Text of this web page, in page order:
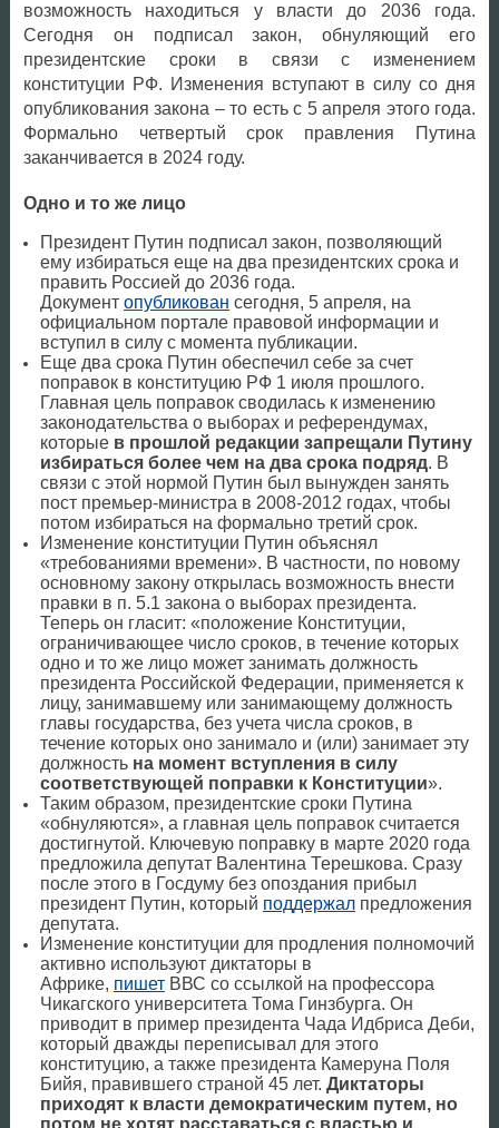
возможность находиться у власти до 2036 года.
Сегодня он подписал закон, обнуляющий его
президентские сроки в связи с изменением
конституции РФ. Изменения вступают в силу со дня
опубликования закона – то есть с 5 апреля этого года.
Формально четвертый срок правления Путина
заканчивается в 2024 году.
Одно и то же лицо
Президент Путин подписал закон, позволяющий
ему избираться еще на два президентских срока и
править Россией до 2036 года.
Документ опубликован сегодня, 5 апреля, на
официальном портале правовой информации и
вступил в силу с момента публикации.
Еще два срока Путин обеспечил себе за счет
поправок в конституцию РФ 1 июля прошлого.
Главная цель поправок сводилась к изменению
законодательства о выборах и референдумах,
которые в прошлой редакции запрещали Путину
избираться более чем на два срока подряд. В
связи с этой нормой Путин был вынужден занять
пост премьер-министра в 2008-2012 годах, чтобы
потом избираться на формально третий срок.
Изменение конституции Путин объяснял
«требованиями времени». В частности, по новому
основному закону открылась возможность внести
правки в п. 5.1 закона о выборах президента.
Теперь он гласит: «положение Конституции,
ограничивающее число сроков, в течение которых
одно и то же лицо может занимать должность
президента Российской Федерации, применяется к
лицу, занимавшему или занимающему должность
главы государства, без учета числа сроков, в
течение которых оно занимало и (или) занимает эту
должность на момент вступления в силу
соответствующей поправки к Конституции».
Таким образом, президентские сроки Путина
«обнуляются», а главная цель поправок считается
достигнутой. Ключевую поправку в марте 2020 года
предложила депутат Валентина Терешкова. Сразу
после этого в Госдуму без опоздания прибыл
президент Путин, который поддержалпредложения
депутата.
Изменение конституции для продления полномочий
активно используют диктаторы в
Африке, пишетВВС со ссылкой на профессора
Чикагского университета Тома Гинзбурга. Он
приводит в пример президента Чада Идбриса Деби,
который дважды переписывал для этого
конституцию, а также президента Камеруна Поля
Бийя, правившего страной 45 лет. Диктаторы
приходят к власти демократическим путем, но